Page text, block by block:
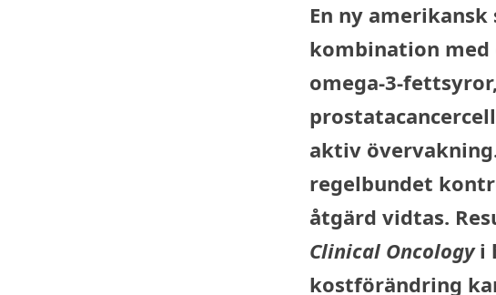
En ny
kombination med
omega-3-
aktiv
regelbundet
åtgärd vidtas.
Clinical Oncologyi
kostförändring